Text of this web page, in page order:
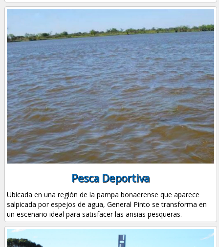
Pesca Deportiva
Ubicada en una región de la pampa bonaerense que aparece
salpicada por espejos de agua, General Pinto se transforma en
un escenario ideal para satisfacer las ansias pesqueras.